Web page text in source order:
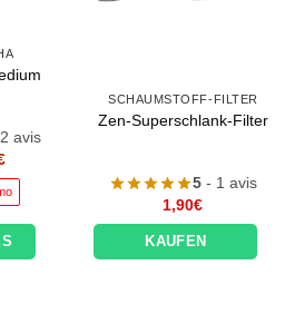
avis
Le
actuel
est :
0,75€.
SCHAUMSTOFF-FILTER
Zen-Superschlank-Filter
5- 1 avis
1,90€
KAUFEN